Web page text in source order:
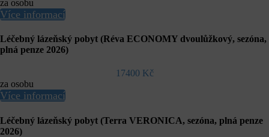
za osobu
Více informací
Léčebný lázeňský pobyt (Réva ECONOMY dvoulůžkový, sezóna,
plná penze 2026)
17400 Kč
za osobu
Více informací
Léčebný lázeňský pobyt (Terra VERONICA, sezóna, plná penze
2026)